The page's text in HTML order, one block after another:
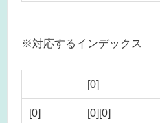
※対応するインデックス
[0]
[0] [0][0]